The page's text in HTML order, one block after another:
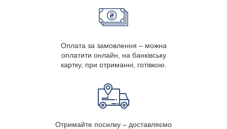
Оплата за замовлення – можна
оплатити онлайн, на банківську
картку, при отриманні, готівкою.
Отримайте посилку – доставляємо